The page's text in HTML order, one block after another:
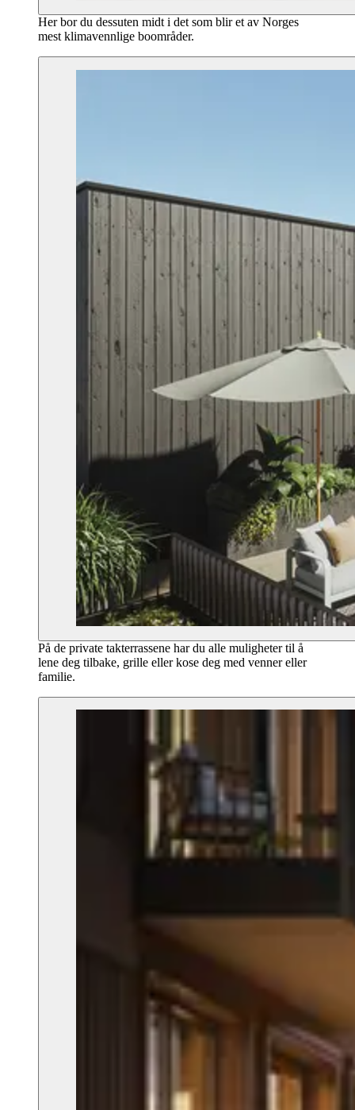
Her bor du dessuten midt i det som blir et av Norges
mest klimavennlige boområder.
På de private takterrassene har du alle muligheter til å
lene deg tilbake, grille eller kose deg med venner eller
familie.